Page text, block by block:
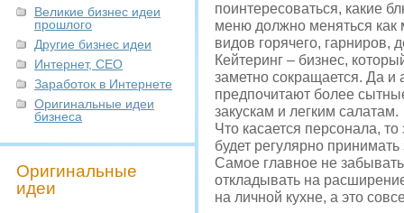
Великие бизнес идеи
прошлого
Другие бизнес идеи
Интернет, СЕО
Заработок в Интернете
Оригинальные идеи
бизнеса
Оригинальные
идеи
поинтересоваться, какие
меню должно меняться как
видов горячего, гарниров,
Кейтеринг – бизнес,
заметно сокращается. Да и
предпочитают более
закускам и легким салатам.
Что касается персонала,
будет регулярно
Самое главное не
откладывать на
на личной кухне, а это